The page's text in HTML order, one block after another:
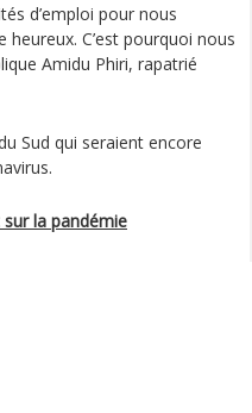
d’emploi pour nous
C’est pourquoi nous
Amidu Phiri, rapatrié
Sud qui seraient encore
la pandémie